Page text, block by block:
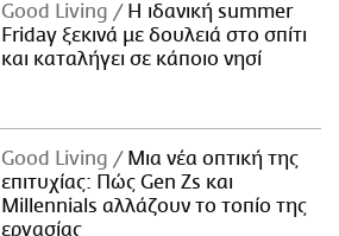
Good Living
Η ιδανική summer
Friday ξεκινά με δουλειά στο σπίτι
και καταλήγει σε κάποιο νησί
Good Living
Μια νέα οπτική της
επιτυχίας: Πώς Gen Zs και
Millennials αλλάζουν το τοπίο της
εργασίας